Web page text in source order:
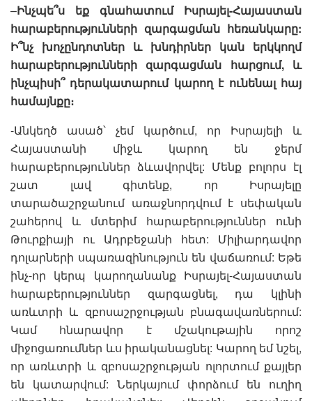
–Ինչպե՞ս եք գնահատում Իսրայել-Հայաստան
հարաբերությունների զարգացման հեռանկարը:
Ի՞նչ խոչընդոտներ և խնդիրներ կան երկկողմ
հարաբերությունների զարգացման հարցում, և
ինչպիսի՞ դերակատարում կարող է ունենալ հայ
համայնքը։
-Անկեղծ ասած՝ չեմ կարծում, որ Իսրայելի և
Հայաստանի միջև կարող են ջերմ
հարաբերություններ ձևավորվել: Մենք բոլորս էլ
շատ լավ գիտենք, որ Իսրայելը
տարածաշրջանում առաջնորդվում է սեփական
շահերով և մտերիմ հարաբերություններ ունի
Թուրքիայի ու Ադրբեջանի հետ: Միլիարդավոր
դոլարների սպառազինություն են վաճառում: Եթե
ինչ-որ կերպ կարողանանք Իսրայել-Հայաստան
հարաբերություններ զարգացնել, դա կլինի
առևտրի և զբոսաշրջության բնագավառներում:
Կամ հնարավոր է մշակութային որոշ
միջոցառումներ ևս իրականացնել: Կարող եմ նշել,
որ առևտրի և զբոսաշրջության ոլորտում քայլեր
են կատարվում: Ներկայում փորձում են ուղիղ